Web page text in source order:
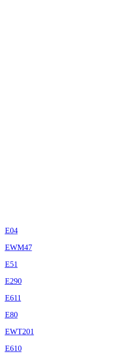
E04
EWM47
E51
E290
E611
E80
EWT201
E610